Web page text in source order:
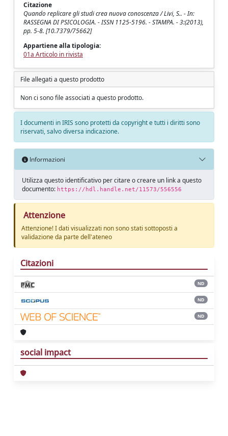
Citazione
Quando replicare gli studi crea nuova conoscenza / Livi, S.. - In:
RASSEGNA DI PSICOLOGIA. - ISSN 1125-5196. - STAMPA. - 3:(2013),
pp. 5-8. [10.7379/75662]
Appartiene alla tipologia:
01a Articolo in rivista
File allegati a questo prodotto
Non ci sono file associati a questo prodotto.
I documenti in IRIS sono protetti da copyright e tutti i diritti sono
riservati, salvo diversa indicazione.
Informazioni
Utilizza questo identificativo per citare o creare un link a questo
documento: https://hdl.handle.net/11573/556556
Attenzione
Attenzione! I dati visualizzati non sono stati sottoposti a
validazione da parte dell'ateneo
Citazioni
ND
ND
ND
social impact